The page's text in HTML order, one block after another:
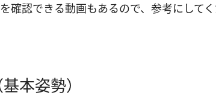
確認できる動画もあるので、参考にしてく
本姿勢）